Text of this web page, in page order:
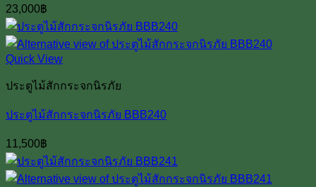
23,000฿
Quick View
ประตูไม้สักกระจกนิรภัย
ประตูไม้สักกระจกนิรภัย BBB240
11,500฿